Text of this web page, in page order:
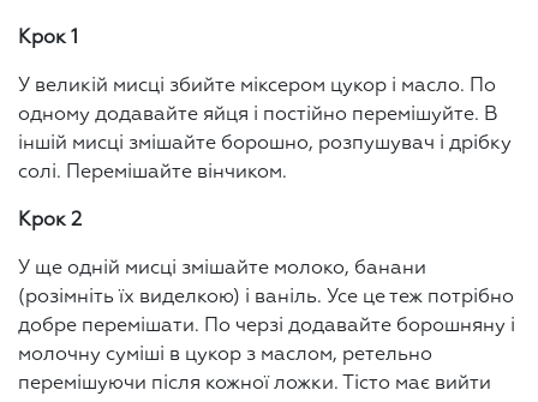
Крок 1
У великій мисці збийте міксером цукор і масло. По
одному додавайте яйця і постійно перемішуйте. В
іншій мисці змішайте борошно, розпушувач і дрібку
солі. Перемішайте вінчиком.
Крок 2
У ще одній мисці змішайте молоко, банани
(розімніть їх виделкою) і ваніль. Усе це теж потрібно
добре перемішати. По черзі додавайте борошняну і
молочну суміші в цукор з маслом, ретельно
перемішуючи після кожної ложки. Тісто має вийти